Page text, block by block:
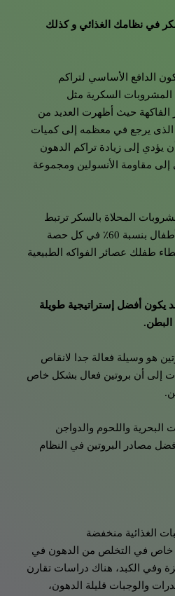
في نظامك الغذائي و كذلك
الدافع الأساسي لتراكم
السكرية مثل
الفاكهة حيث أظهرت العديد من
الذى يرجع في معظمه إلى كميات
يؤدي إلى زيادة تراكم الدهون
إلى مقاومة الأنسولين ومجموعة
المحلاة بالسكر ترتبط
بزيادة خطر السمنة عند الأطفال بنسبة 60٪ في كل حصة
طفلك عصائر الفواكه الطبيعية
يكون أفضل إستراتيجية طويلة
البطن.
هو وسيلة فعالة جدا لانقاص
إلى أن بروتين فعال بشكل خاص
البحرية واللحوم والدواجن
مصادر البروتين في النظام
الغذائية منخفضة
خاص في التخلص من الدهون في
وفي الكبد، هناك دراسات تقارن
والوجبات قليلة الدهون،